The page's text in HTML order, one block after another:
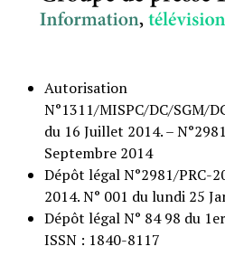
Autorisation
N°1311/MISPC/DC/SGM/
du 16 Juillet 2014. –
Septembre 2014
Dépôt légal N°2981/PRC-
2014. N° 001 du lundi 25
Dépôt légal N° 84 98 du
ISSN : 1840-8117